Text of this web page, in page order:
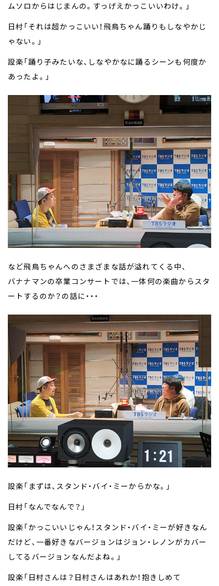
ムソロからはじまんの。すっげえかっこいいわけ。」
日村「それは超かっこいい！飛鳥ちゃん踊りもしなやかじ
ゃない。」
設楽「踊り子みたいな、しなやかなに踊るシーンも何度か
あったよ。」
など飛鳥ちゃんへのさまざまな話が溢れてくる中、
バナナマンの卒業コンサートでは、一体何の楽曲からスタ
ートするのか？の話に・・・
設楽「まずは、スタンド・バイ・ミーからかな。」
日村「なんでなんで？」
設楽「かっこいいじゃん！スタンド・バイ・ミーが好きなん
だけど、一番好きなバージョンはジョン・レノンがカバー
してるバージョンなんだよね。」
設楽「日村さんは？日村さんはあれか！抱きしめて